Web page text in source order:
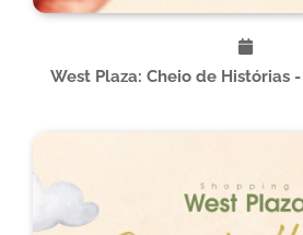
West Plaza: Cheio de Histórias